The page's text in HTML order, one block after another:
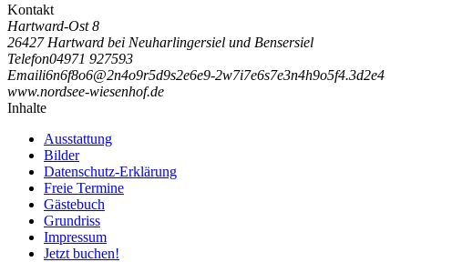
Kontakt
Hartward-Ost 8
26427 Hartward bei Neuharlingersiel und Bensersiel
Telefon04971 927593
Emaili6n6f8o6@2n4o9r5d9s2e6e9-2w7i7e6s7e3n4h9o5f4.3d2e4
www.nordsee-wiesenhof.de
Inhalte
Ausstattung
Bilder
Datenschutz-Erklärung
Freie Termine
Gästebuch
Grundriss
Impressum
Jetzt buchen!